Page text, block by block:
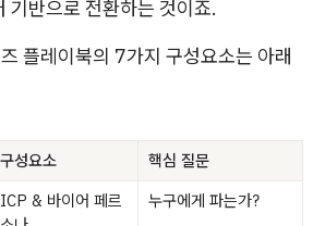
기반으로 전환하는 것이죠.
플레이북의 7가지 구성요소는 아래
구성요소
핵심 질문
ICP & 바이어 페르
누구에게 파는가?